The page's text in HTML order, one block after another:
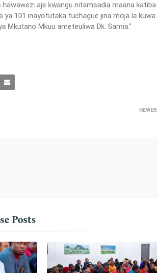
aje kwangu nitamsadia maana katiba
ya 101 inayotutaka tuchague jina moja la kuwa
Mkutano Mkuu ameteuliwa Dk. Samia."
NEWER
Posts